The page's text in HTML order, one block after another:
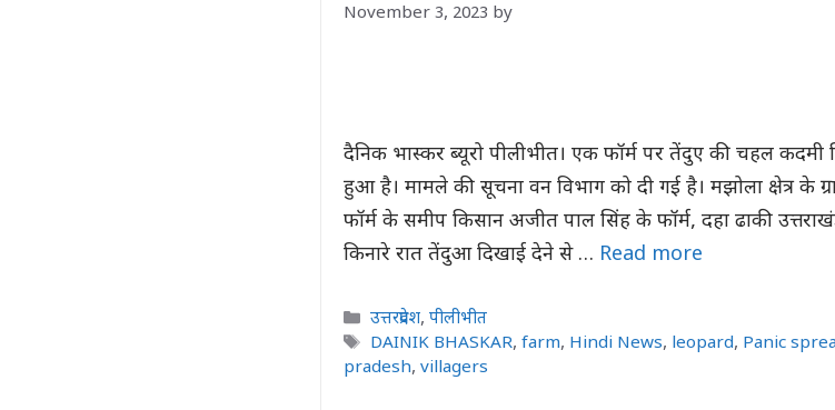
November 3, 2023 by
दैनिक भास्कर ब्यूरो पीलीभीत। एक फॉर्म पर तेंदुए की चहल
हुआ है। मामले की सूचना वन विभाग को दी गई है। मझोला क्षेत्र के
फॉर्म के समीप किसान अजीत पाल सिंह के फॉर्म, दहा ढाकी
किनारे रात तेंदुआ दिखाई देने से … Read more
Categories
उत्तरप्रदेश,पीलीभीत
Tags
DAINIK BHASKAR,farm, Hindi News, leopard, Panic
pradesh, villagers